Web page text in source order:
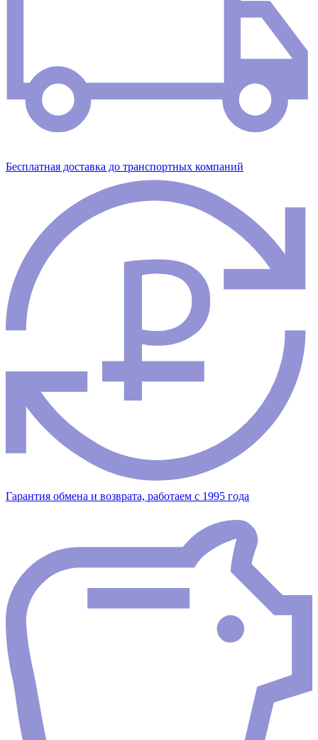
Бесплатная доставка до транспортных компаний
Гарантия обмена и возврата, работаем с 1995 года